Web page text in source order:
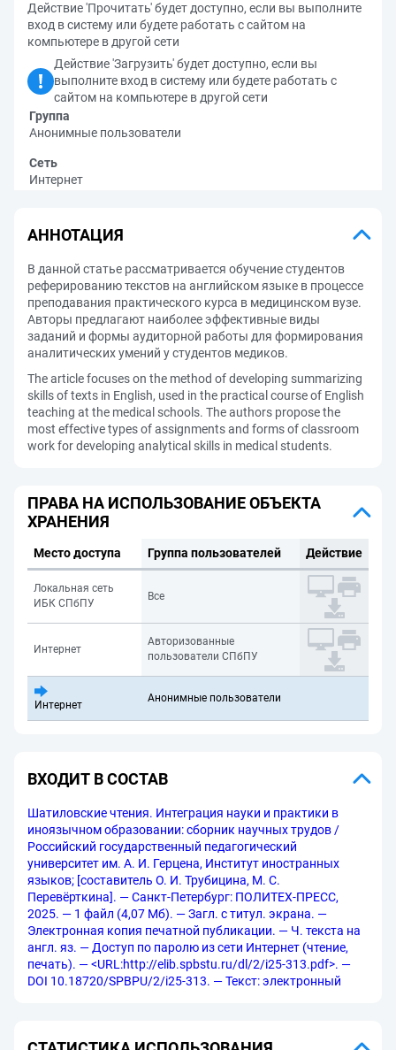
Действие 'Прочитать' будет доступно, если вы выполните
вход в систему или будете работать с сайтом на
компьютере в другой сети
Действие 'Загрузить' будет доступно, если вы
выполните вход в систему или будете работать с
сайтом на компьютере в другой сети
Группа
Анонимные пользователи
Сеть
Интернет
АННОТАЦИЯ
В данной статье рассматривается обучение студентов
реферированию текстов на английском языке в процессе
преподавания практического курса в медицинском вузе.
Авторы предлагают наиболее эффективные виды
заданий и формы аудиторной работы для формирования
аналитических умений у студентов медиков.
The article focuses on the method of developing summarizing
skills of texts in English, used in the practical course of English
teaching at the medical schools. The authors propose the
most effective types of assignments and forms of classroom
work for developing analytical skills in medical students.
ПРАВА НА ИСПОЛЬЗОВАНИЕ ОБЪЕКТА
ХРАНЕНИЯ
Место доступа Группа пользователей Действие
Локальная сеть
ИБК СПбПУ
Все
Интернет
Авторизованные
пользователи СПбПУ
Интернет
Анонимные пользователи
ВХОДИТ В СОСТАВ
Шатиловские чтения. Интеграция науки и практики в
иноязычном образовании: сборник научных трудов /
Российский государственный педагогический
университет им. А. И. Герцена, Институт иностранных
языков; [составитель О. И. Трубицина, М. С.
Перевёрткина]. — Санкт-Петербург: ПОЛИТЕХ-ПРЕСС,
2025. — 1 файл (4,07 Мб). — Загл. с титул. экрана. —
Электронная копия печатной публикации. — Ч. текста на
англ. яз. — Доступ по паролю из сети Интернет (чтение,
печать). — <URL:http://elib.spbstu.ru/dl/2/i25-313.pdf>. —
DOI 10.18720/SPBPU/2/i25-313. — Текст: электронный